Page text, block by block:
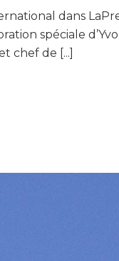
dans
spéciale
chef de [...]